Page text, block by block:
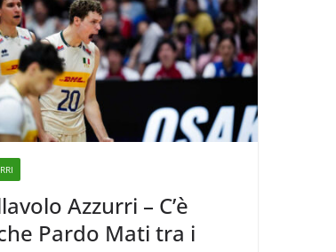
Azzurri – C’è
Pardo Mati tra i